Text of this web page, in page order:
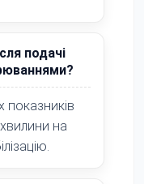
подачі
показників
на